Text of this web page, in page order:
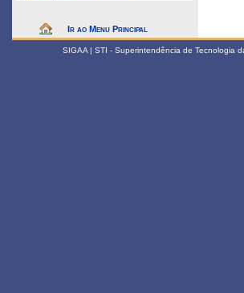
Ir ao Menu Principal
SIGAA | STI - Superintendência de Tecnologia